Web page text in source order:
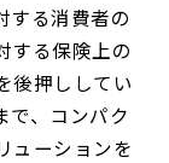
する消費者の
する保険上の
後押ししてい
で、コンパク
ューションを